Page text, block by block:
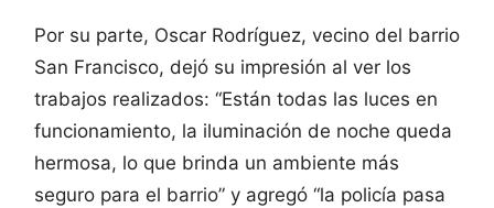
Por su parte, Oscar Rodríguez, vecino del barrio
San Francisco, dejó su impresión al ver los
trabajos realizados: “Están todas las luces en
funcionamiento, la iluminación de noche queda
hermosa, lo que brinda un ambiente más
seguro para el barrio” y agregó “la policía pasa